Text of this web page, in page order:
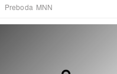
Preboda MNN